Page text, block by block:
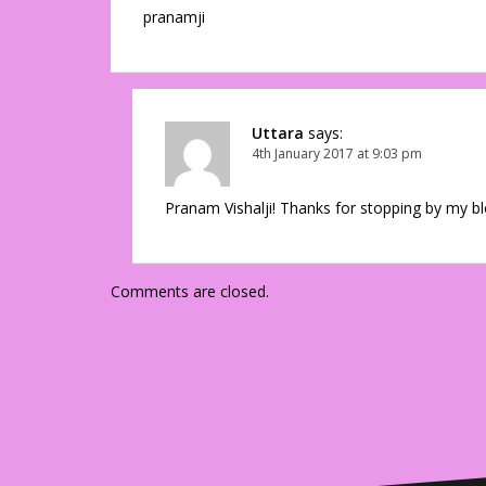
pranamji
Uttara says:
4th January 2017 at 9:03 pm
Pranam Vishalji! Thanks for stopping by my
Comments are closed.